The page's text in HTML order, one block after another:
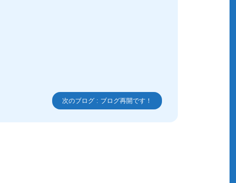
次のブログ : ブログ再開です！